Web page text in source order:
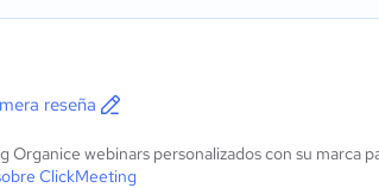
reseña
Organice webinars personalizados con su marca
ClickMeeting